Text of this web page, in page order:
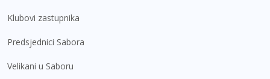
Klubovi zastupnika
Predsjednici Sabora
Velikani u Saboru